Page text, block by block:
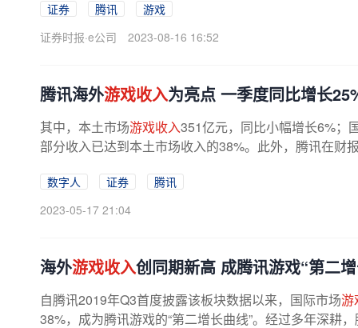
证券 腾讯
游戏
证券时报·e公司
2023-08-16 16:52
腾讯海外游戏收入为亮点 一季度同比增长
其中，本土市场游戏收入351亿元，同比小幅增长6%；
部分收入已达到本土市场收入的38%。此外，腾讯在财
数字人 证券
腾讯
2023-05-17 21:04
海外游戏收入创同期新高 成腾讯游戏“第二
自腾讯2019年Q3首度披露该板块数据以来，国际市场游
38%，成为腾讯游戏的“第二增长曲线”。经过多年深耕